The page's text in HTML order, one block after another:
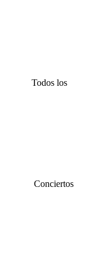
Todos los
Conciertos